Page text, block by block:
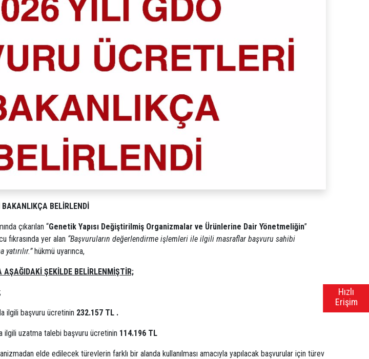
Hızlı
Erişim
BELİRLENDİ
çıkarılan “Genetik Yapısı Değiştirilmiş Organizmalar ve Ürünlerine Dair Yönetmeliğin”
fıkrasında yer alan “Başvuruların değerlendirme işlemleri ile ilgili masraflar başvuru sahibi
hükmü uyarınca,
ŞEKİLDE BELİRLENMİŞTİR;
ilgili başvuru ücretinin 232.157 TL .
ilgili uzatma talebi başvuru ücretinin 114.196 TL
elde edilecek türevlerin farklı bir alanda kullanılması amacıyla yapılacak başvurular için türev